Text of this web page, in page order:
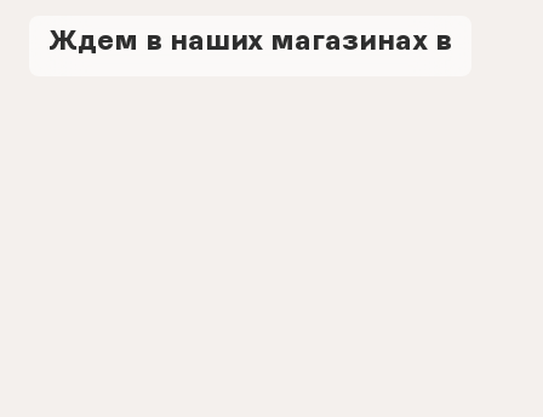
Ждем в наших магазинах в